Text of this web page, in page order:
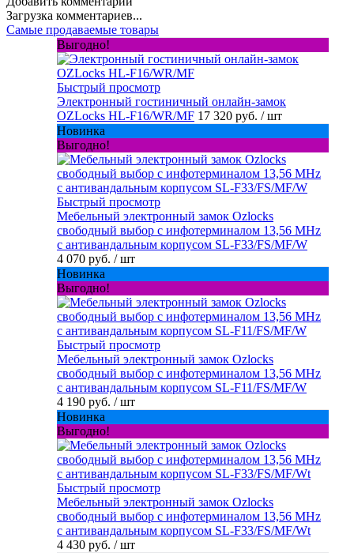
Загрузка комментариев...
Самые продаваемые товары
Выгодно!
Быстрый просмотр
Электронный гостиничный онлайн-замок
OZLocks HL-F16/WR/MF 17 320 руб. / шт
Новинка
Выгодно!
Быстрый просмотр
Мебельный электронный замок Ozlocks
свободный выбор с инфотерминалом 13,56 MHz
с антивандальным корпусом SL-F33/FS/MF/W
4 070 руб. / шт
Новинка
Выгодно!
Быстрый просмотр
Мебельный электронный замок Ozlocks
свободный выбор с инфотерминалом 13,56 MHz
с антивандальным корпусом SL-F11/FS/MF/W
4 190 руб. / шт
Новинка
Выгодно!
Быстрый просмотр
Мебельный электронный замок Ozlocks
свободный выбор с инфотерминалом 13,56 MHz
с антивандальным корпусом SL-F33/FS/MF/Wt
4 430 руб. / шт